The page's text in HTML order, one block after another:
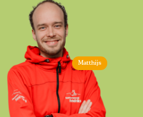
Matthijs